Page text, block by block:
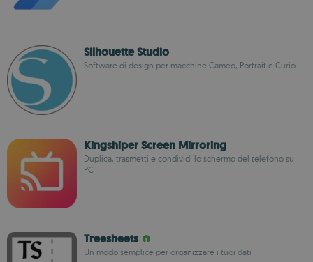
Silhouette Studio
Software di design per macchine Cameo, Portrait e Curio
Kingshiper Screen Mirroring
Duplica, trasmetti e condividi lo schermo del telefono su
PC
Treesheets
Un modo semplice per organizzare i tuoi dati